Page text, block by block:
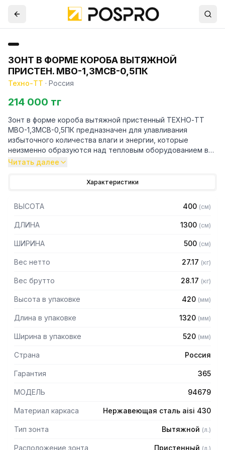
ЗОНТ В ФОРМЕ КОРОБА ВЫТЯЖНОЙ
ПРИСТЕН. МВО-1,3МСВ-0,5ПК
Техно-ТТ · Россия
214 000 тг
Зонт в форме короба вытяжной пристенный ТЕХНО-ТТ
МВО-1,3МСВ-0,5ПК предназначен для улавливания
избыточного количества влаги и энергии, которые
неизменно образуются над тепловым оборудованием в
процессе готовки.
Кроме того, зонт втягивает в себя продукты сгорания и
оборудование формирует микроклимат в помещении и
защищает сотрудников горячего цеха.
Особенности:
— Вытяжной пристенный в форме короба
— Материал: нержавеющая сталь AISI 430 толщиной
— С лабиринтными фильтрами (жироуловителями)
Читать далее
Характеристики
ВЫСОТА 400 (см)
ДЛИНА 1300 (см)
ШИРИНА 500 (см)
Вес нетто 27.17 (кг)
Вес брутто 28.17 (кг)
Высота в упаковке 420 (мм)
Длина в упаковке 1320 (мм)
Ширина в упаковке 520 (мм)
Страна Россия
Гарантия 365
МОДЕЛЬ 94679
Материал каркаса Нержавеющая сталь aisi 430
Тип зонта Вытяжной (л.)
Расположение зонта Пристенный (л.)